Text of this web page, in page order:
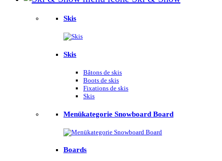
Skis
Skis
Bâtons de skis
Boots de skis
Fixations de skis
Skis
Menükategorie Snowboard Board
Boards